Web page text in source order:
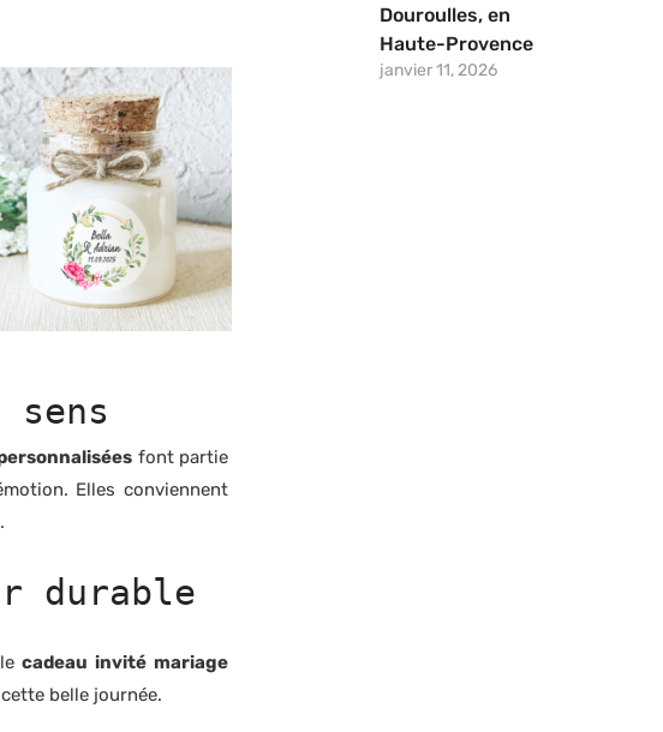
font partie
Elles conviennent
durable
cadeau invité mariage
belle journée.
Douroulles, en
Haute-Provence
janvier 11, 2026